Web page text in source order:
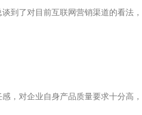
到了对目前互联网营销渠道的看法，
，对企业自身产品质量要求十分高，